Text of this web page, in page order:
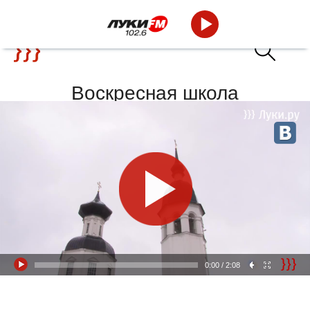
Воскресная школа
0:00 / 2:08